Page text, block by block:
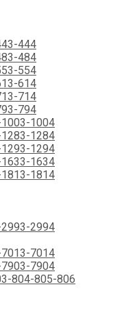
444
484
554
614
714
794
1004
1284
1294
1634
1814
2994
7014
7904
804-805-806